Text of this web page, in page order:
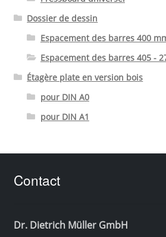
Dossier de dessin
Espacement des barres 400
Espacement des barres 405 -
Étagère plate en version bois
pour DIN A0
pour DIN A1
Contact
Dr. Dietrich Müller GmbH